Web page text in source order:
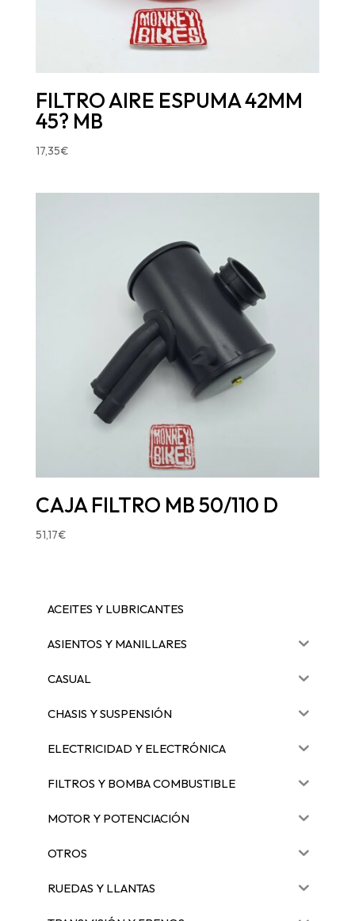
FILTRO AIRE ESPUMA 42MM
45? MB
17,35€
CAJA FILTRO MB 50/110 D
51,17€
ACEITES Y LUBRICANTES
ASIENTOS Y MANILLARES
CASUAL
CHASIS Y SUSPENSIÓN
ELECTRICIDAD Y ELECTRÓNICA
FILTROS Y BOMBA COMBUSTIBLE
MOTOR Y POTENCIACIÓN
OTROS
RUEDAS Y LLANTAS